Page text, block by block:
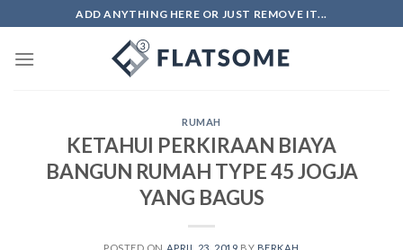
to
content
ADD ANYTHING HERE OR JUST REMOVE IT...
RUMAH
KETAHUI PERKIRAAN BIAYA
BANGUN RUMAH TYPE 45 JOGJA
YANG BAGUS
POSTED ON APRIL 23, 2019 BY BERKAH